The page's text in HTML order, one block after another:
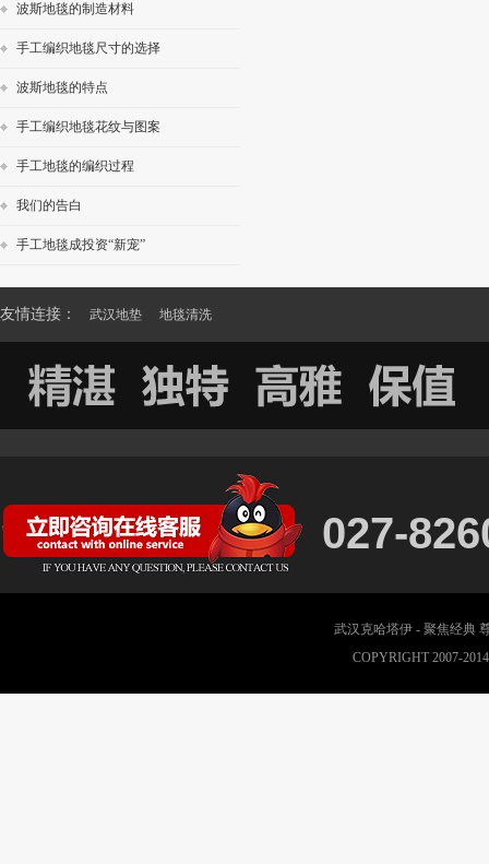
波斯地毯的制造材料
手工编织地毯尺寸的选择
波斯地毯的特点
手工编织地毯花纹与图案
手工地毯的编织过程
我们的告白
手工地毯成投资“新宠”
友情连接： 武汉地垫 地毯清洗
027-
武汉克哈塔伊 - 聚焦经典
COPYRIGHT 2007-